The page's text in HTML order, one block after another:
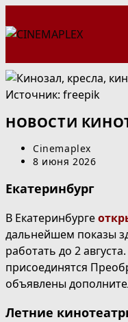
к
Источник: freepik
НОВОСТИ
Автор
записи:
Cinemaplex
Запись
8 июня 2026
Екатеринбург
В Екатеринбурге
дальнейшем показы
работать до 2
присоединятся
объявлены
Летние